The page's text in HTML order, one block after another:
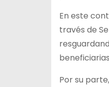
En este
través de
Por su